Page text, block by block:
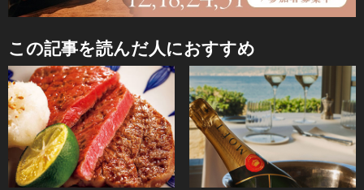
この記事を読んだ人におすすめ